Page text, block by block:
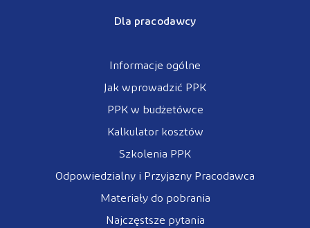
Dla pracodawcy
Informacje ogólne
Jak wprowadzić PPK
PPK w budżetówce
Kalkulator kosztów
Szkolenia PPK
Odpowiedzialny i Przyjazny Pracodawca
Materiały do pobrania
Najczęstsze pytania